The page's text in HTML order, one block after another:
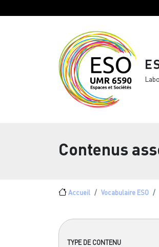
Contenus
Fil d'Ariane
Accueil Vocabulaire ESO
TYPE DE CONTENU